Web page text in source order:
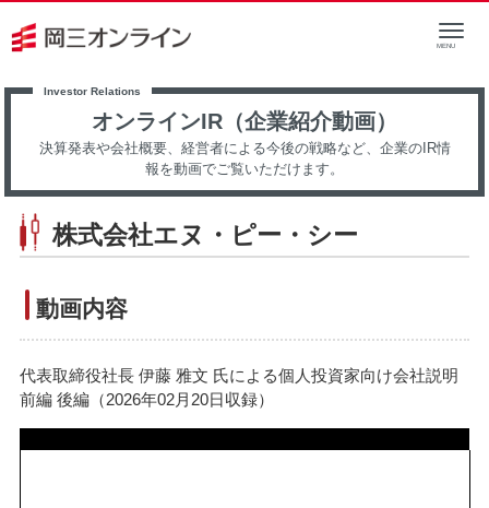
オンラインIR（企業紹介動画）
決算発表や会社概要、経営者による今後の戦略など、企業のIR情
報を動画でご覧いただけます。
株式会社エヌ・ピー・シー
動画内容
代表取締役社長 伊藤 雅文 氏による個人投資家向け会社説明
前編 後編（2026年02月20日収録）